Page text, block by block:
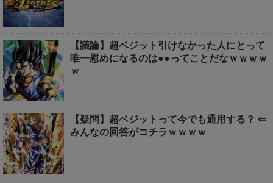
【議論】超ベジット引けなかった人にとって
唯一慰めになるのは●●ってことだなｗｗｗｗ
ｗ
【疑問】超ベジットって今でも通用する？ ⇐
みんなの回答がコチラｗｗｗｗ